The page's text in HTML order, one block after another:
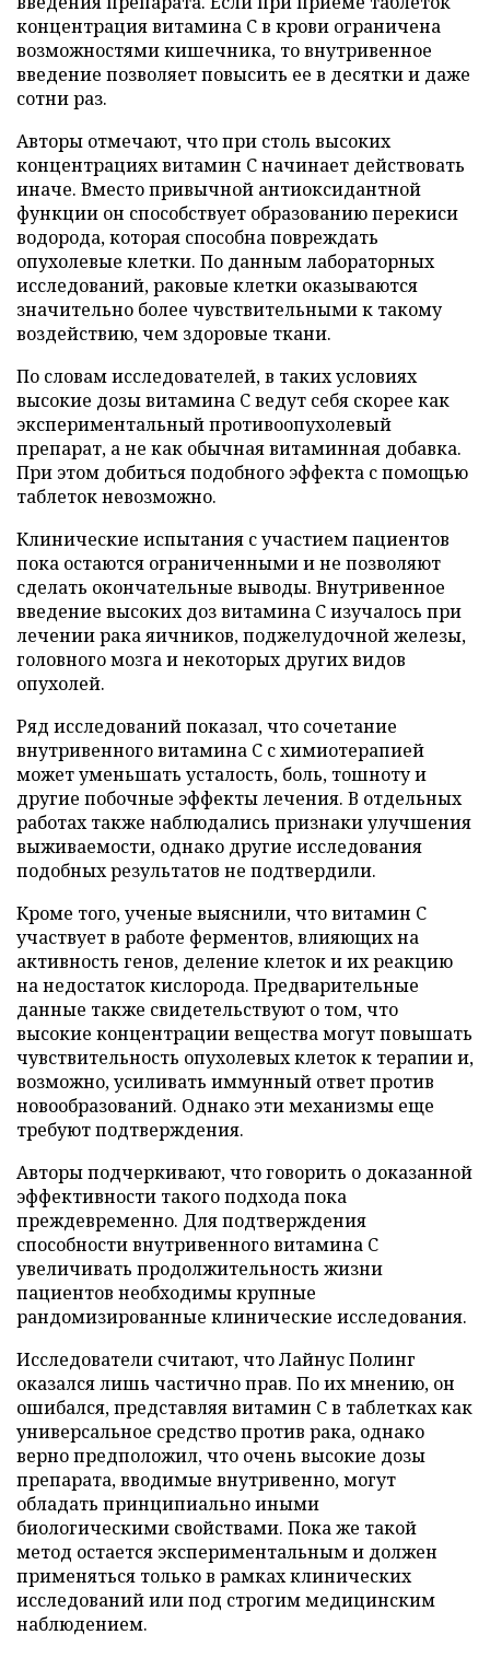
концентрация витамина C в крови ограничена
возможностями кишечника, то внутривенное
введение позволяет повысить ее в десятки и даже
сотни раз.
Авторы отмечают, что при столь высоких
концентрациях витамин C начинает действовать
иначе. Вместо привычной антиоксидантной
функции он способствует образованию перекиси
водорода, которая способна повреждать
опухолевые клетки. По данным лабораторных
исследований, раковые клетки оказываются
значительно более чувствительными к такому
воздействию, чем здоровые ткани.
По словам исследователей, в таких условиях
высокие дозы витамина C ведут себя скорее как
экспериментальный противоопухолевый
препарат, а не как обычная витаминная добавка.
При этом добиться подобного эффекта с помощью
таблеток невозможно.
Клинические испытания с участием пациентов
пока остаются ограниченными и не позволяют
сделать окончательные выводы. Внутривенное
введение высоких доз витамина C изучалось при
лечении рака яичников, поджелудочной железы,
головного мозга и некоторых других видов
опухолей.
Ряд исследований показал, что сочетание
внутривенного витамина C с химиотерапией
может уменьшать усталость, боль, тошноту и
другие побочные эффекты лечения. В отдельных
работах также наблюдались признаки улучшения
выживаемости, однако другие исследования
подобных результатов не подтвердили.
Кроме того, ученые выяснили, что витамин C
участвует в работе ферментов, влияющих на
активность генов, деление клеток и их реакцию
на недостаток кислорода. Предварительные
данные также свидетельствуют о том, что
высокие концентрации вещества могут повышать
чувствительность опухолевых клеток к терапии и,
возможно, усиливать иммунный ответ против
новообразований. Однако эти механизмы еще
требуют подтверждения.
Авторы подчеркивают, что говорить о доказанной
эффективности такого подхода пока
преждевременно. Для подтверждения
способности внутривенного витамина C
увеличивать продолжительность жизни
пациентов необходимы крупные
рандомизированные клинические исследования.
Исследователи считают, что Лайнус Полинг
оказался лишь частично прав. По их мнению, он
ошибался, представляя витамин C в таблетках как
универсальное средство против рака, однако
верно предположил, что очень высокие дозы
препарата, вводимые внутривенно, могут
обладать принципиально иными
биологическими свойствами. Пока же такой
метод остается экспериментальным и должен
применяться только в рамках клинических
исследований или под строгим медицинским
наблюдением.